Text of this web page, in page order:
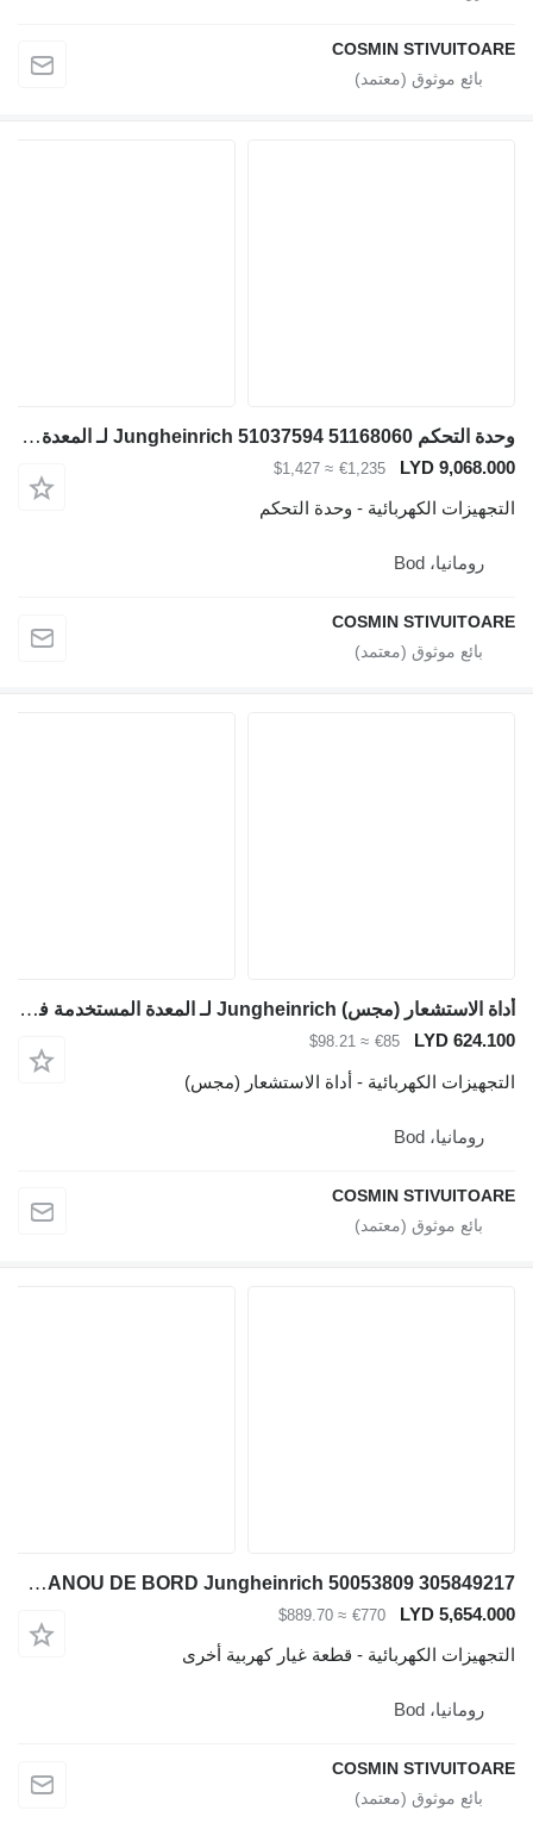
COSMIN STIVUITOARE
وحدة التحكم Jungheinrich 51037594 51168060 لـ المعدة المستخدمة في المستودع
LYD 9,068.000
€1,235
≈ $1,427
التجهيزات الكهربائية - وحدة التحكم
رومانيا، Bod
COSMIN STIVUITOARE
أداة الاستشعار (مجس) Jungheinrich لـ المعدة المستخدمة في المستودع
LYD 624.100
€85
≈ $98.21
التجهيزات الكهربائية - أداة الاستشعار (مجس)
رومانيا، Bod
COSMIN STIVUITOARE
PANOU DE BORD Jungheinrich 50053809 305849217 لـ رافعة للحاويات
LYD 5,654.000
€770
≈ $889.70
التجهيزات الكهربائية - قطعة غيار كهربية أخرى
رومانيا، Bod
COSMIN STIVUITOARE